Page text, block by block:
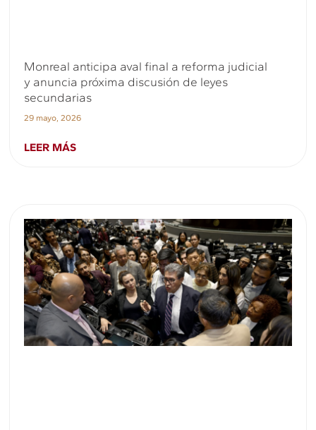
Monreal anticipa aval final a reforma judicial
y anuncia próxima discusión de leyes
secundarias
29 mayo, 2026
LEER MÁS